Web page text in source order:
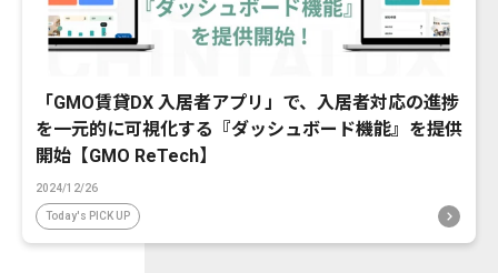
「GMO賃貸DX 入居者アプリ」で、入居者対応の進捗
を一元的に可視化する『ダッシュボード機能』を提供
開始【GMO ReTech】
2024/12/26
Today's PICK UP